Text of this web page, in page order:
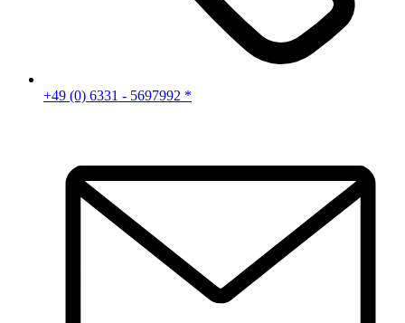
+49 (0) 6331 - 5697992 *